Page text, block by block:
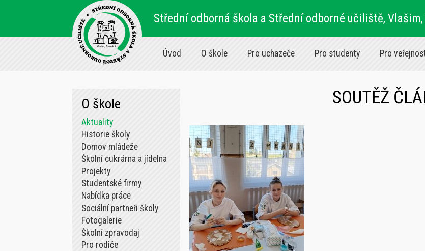
Střední odborná škola a Střední odborné učiliště, Vlašim,
Úvod O škole Pro uchazeče Pro studenty Pro
O škole
Aktuality
Historie školy
Domov mládeže
Školní cukrárna a jídelna
Projekty
Studentské firmy
Nabídka práce
Sociální partneři školy
Fotogalerie
Školní zpravodaj
Pro rodiče
SOUTĚŽ